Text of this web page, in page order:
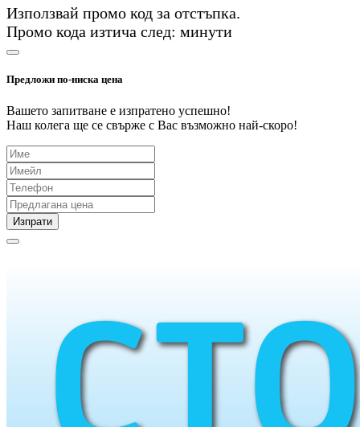
Използвай промо код за отстъпка.
Промо кода изтича след: минути
Предложи по-ниска цена
Вашето запитване е изпратено успешно!
Наш колега ще се свърже с Вас възможно най-скоро!
Изпрати